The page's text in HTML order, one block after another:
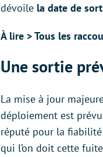
dévoile la date de
À lire > Tous les
Une sortie
La mise à jour
déploiement est
réputé pour la
qui l’on doit cette